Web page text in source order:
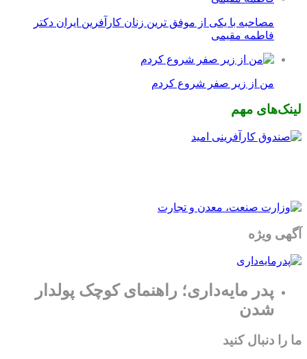
مصاحبه با یکی از موفق ترین زنان کارآفرین ایران دکتر
فاطمه مقیمی
من از زیر صفر شروع کردم
لینک‌های مهم
آگهی ویژه
پدر مایه‌داری؛ راهنمای کوچک پولدار
شدن
ما را دنبال کنید